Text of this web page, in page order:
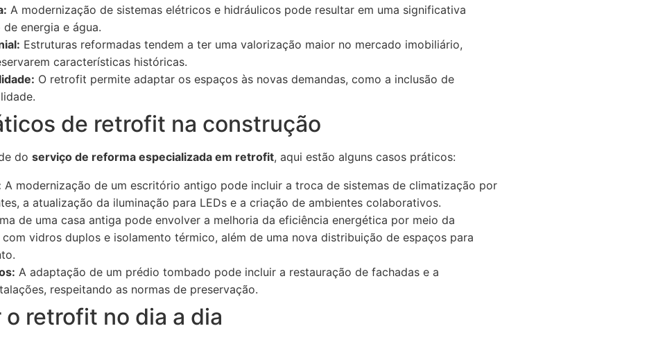
A modernização de sistemas elétricos e hidráulicos pode resultar em uma significativa
energia e água.
Estruturas reformadas tendem a ter uma valorização maior no mercado imobiliário,
características históricas.
O retrofit permite adaptar os espaços às novas demandas, como a inclusão de
de retrofit na construção
do serviço de reforma especializada em retrofit, aqui estão alguns casos práticos:
A modernização de um escritório antigo pode incluir a troca de sistemas de climatização por
a atualização da iluminação para LEDs e a criação de ambientes colaborativos.
de uma casa antiga pode envolver a melhoria da eficiência energética por meio da
vidros duplos e isolamento térmico, além de uma nova distribuição de espaços para
A adaptação de um prédio tombado pode incluir a restauração de fachadas e a
respeitando as normas de preservação.
retrofit no dia a dia